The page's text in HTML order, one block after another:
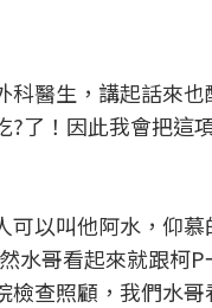
醫生，講起話來
了！因此我會把這
以叫他阿水，仰
水哥看起來就跟柯
查照顧，我們水